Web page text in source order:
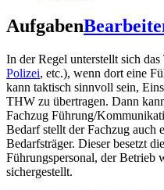
Aufgaben
In der Regel unterstellt sich
Polizei, etc.), wenn dort eine
kann taktisch sinnvoll sein,
THW zu übertragen. Dann
Fachzug Führung/
Bedarf stellt der Fachzug auch
Bedarfsträger. Dieser besetzt
Führungspersonal, der Betrieb
sichergestellt.